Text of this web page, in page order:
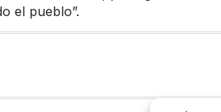
el pueblo”.